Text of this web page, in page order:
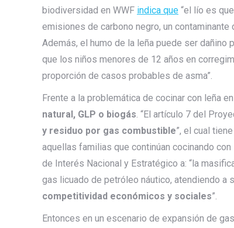
biodiversidad en WWF indica que “el lío es
emisiones de carbono negro, un
Además, el humo de la leña puede ser dañino
que los niños menores de 12 años en
proporción de casos probables de asma”.
Frente a la problemática de cocinar con leña
natural, GLP o biogás . “El artículo 7 del
y residuo por gas combustible”, el cual
aquellas familias que continúan cocinando
de Interés Nacional y Estratégico a: “la
gas licuado de petróleo náutico, atendiendo a
competitividad económicos y sociales”.
Entonces en un escenario de expansión de